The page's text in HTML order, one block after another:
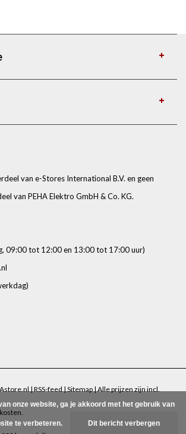
van e-Stores International B.V. en geen
van PEHA Elektro GmbH & Co. KG.
09:00 tot 12:00 en 13:00 tot 17:00 uur)
| RSS-feed | Sitemap | Alle prijzen zijn incl.
onze website, ga je akkoord met het gebruik van
te verbeteren. Dit bericht verbergen